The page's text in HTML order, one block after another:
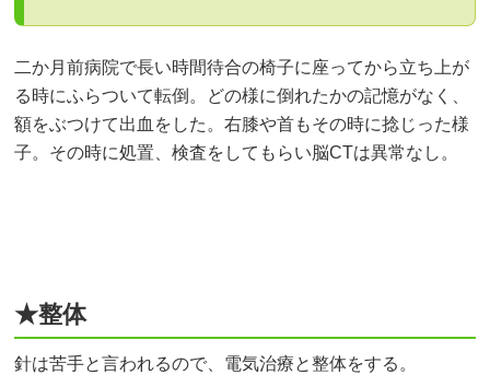
二か月前病院で長い時間待合の椅子に座ってから立ち上が
る時にふらついて転倒。どの様に倒れたかの記憶がなく、
額をぶつけて出血をした。右膝や首もその時に捻じった様
子。その時に処置、検査をしてもらい脳CTは異常なし。
★整体
針は苦手と言われるので、電気治療と整体をする。